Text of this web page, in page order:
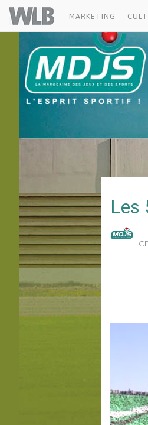
Welovebuzz
MARKETING
MDJS
Les